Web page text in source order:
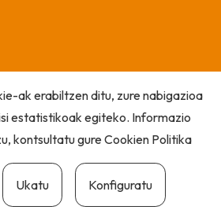
ak erabiltzen ditu, zure nabigazioa
estatistikoak egiteko. Informazio
kontsultatu gureCookien Politika
Ukatu Konfiguratu